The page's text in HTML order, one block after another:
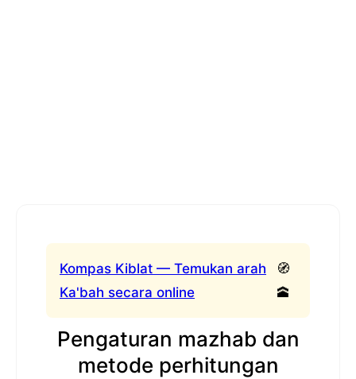
Kompas Kiblat — Temukan arah
Ka'bah secara online
🧭
🕋
Pengaturan mazhab dan
metode perhitungan